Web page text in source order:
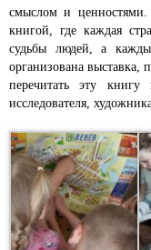
смыслом и
книгой, где каждая
судьбы людей, а
организована выставка,
перечитать эту книгу
исследователя,